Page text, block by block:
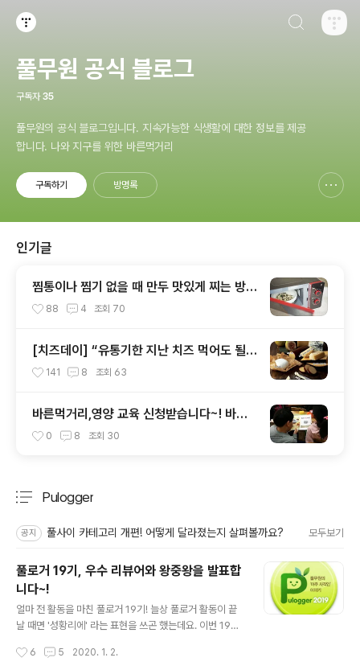
풀무원 공식 블로그
구독자 35
풀무원의 공식 블로그입니다. 지속가능한 식생활에 대한 정보를 제공
합니다. 나와 지구를 위한 바른먹거리
구독하기 방명록
인기글
찜통이나 찜기 없을 때 만두 맛있게 찌는 방법
~ 6가지!
88 4 조회 70
[치즈데이] “유통기한 지난 치즈 먹어도 될까
요?”
141 8 조회 63
바른먹거리,영양 교육 신청받습니다~! 바른
먹거리 확인 캠페인 사이트 오픈!
0 8 조회 30
Pulogger
공지 풀사이 카테고리 개편! 어떻게 달라졌는지 살펴볼까요? 모두보기
풀로거 19기, 우수 리뷰어와 왕중왕을 발표합
니다~!
얼마 전 활동을 마친 풀로거 19기! 늘상 풀로거 활동이 끝
날 때면 '성황리에' 라는 표현을 쓰곤 했는데요. 이번 19기
싶어요. 한 분도 빠짐없이 전원 리뷰 작성에 풀로거 한 분당
6 5 2020. 1. 2.